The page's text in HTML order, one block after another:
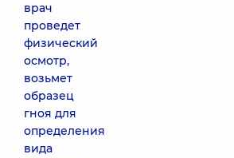
врач
проведет
физический
осмотр,
возьмет
образец
гноя для
определения
вида